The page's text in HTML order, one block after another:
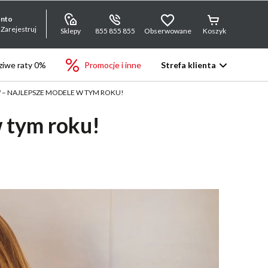
Zarejestruj
Sklepy 855 855 855 Obserwowane Koszyk
raty 0% Promocje i inne Strefa klienta
NAJLEPSZE MODELE W TYM ROKU!
tym roku!